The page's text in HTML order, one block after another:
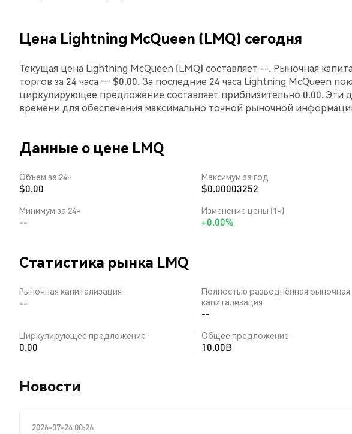
Цена Lightning McQueen (LMQ) сегодня
Текущая цена Lightning McQueen (LMQ) составляет --. Рыночная
торгов за 24 часа — $0.00. За последние 24 часа Lightning McQueen
циркулирующее предложение составляет приблизительно 0.00. Эти
времени для обеспечения максимально точной рыночной
Данные о цене LMQ
Объем за 24ч
$0.00
Максимум за год
$0.00003252
Минимум за 24ч
--
Изменение цены (1ч)
+0.00%
Статистика рынка LMQ
Рыночная капитализация
--
Полностью разводнённая рыночная
капитализация
--
Циркулирующее предложение
0.00
Общее предложение
10.00B
Новости
2026-07-24 00:26